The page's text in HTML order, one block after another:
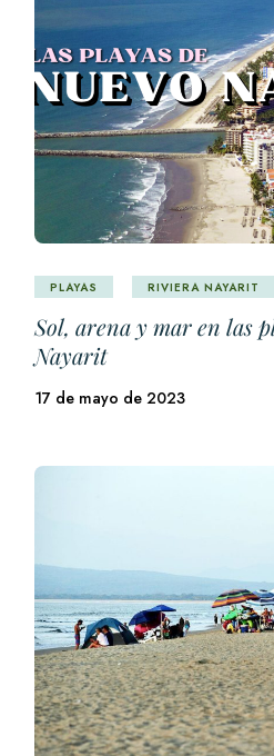
PLAYAS RIVIERA NAYARIT
Sol, arena y mar en las
Nayarit
17 de mayo de 2023